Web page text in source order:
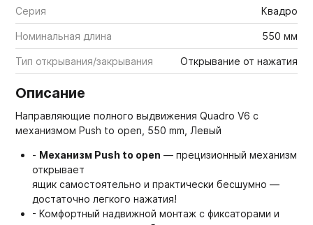
Серия Квадро
Номинальная длина 550 мм
Тип открывания/закрывания Открывание от нажатия
Описание
Направляющие полного выдвижения Quadro V6 с
механизмом Push to open, 550 mm, Левый
- Механизм Push to open — прецизионный механизм
открывает
ящик самостоятельно и практически бесшумно —
достаточно легкого нажатия!
- Комфортный надвижной монтаж с фиксаторами и